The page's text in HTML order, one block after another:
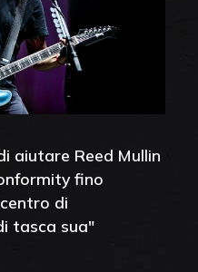
aiutare Reed Mullin
fino
di
tasca sua"